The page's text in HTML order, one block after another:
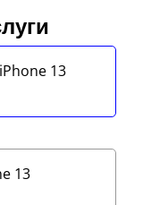
13
13